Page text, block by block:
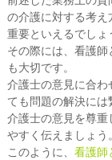
の介護に対する考
重要といえるでしょ
その際には、看護
も大切です。
介護士の意見に合
ても問題の解決には
介護士の意見を尊重
やすく伝えましょう。
このように、 看護師